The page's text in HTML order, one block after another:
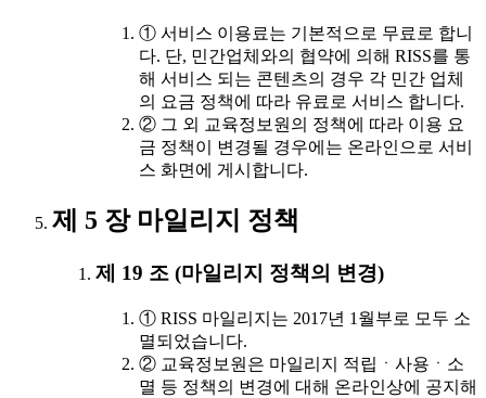
① 서비스 이용료는 기본적으로 무료로 합니
다. 단, 민간업체와의 협약에 의해 RISS를 통
해 서비스 되는 콘텐츠의 경우 각 민간 업체
의 요금 정책에 따라 유료로 서비스 합니다.
② 그 외 교육정보원의 정책에 따라 이용 요
금 정책이 변경될 경우에는 온라인으로 서비
스 화면에 게시합니다.
제 5 장 마일리지 정책
제 19 조 (마일리지 정책의 변경)
① RISS 마일리지는 2017년 1월부로 모두 소
멸되었습니다.
② 교육정보원은 마일리지 적립ㆍ사용ㆍ소
멸 등 정책의 변경에 대해 온라인상에 공지해